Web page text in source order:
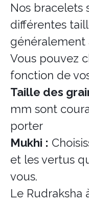
Nos bracelets
différentes
généralement
Vous pouvez
fonction de
Taille des
mm sont
porter
Mukhi :
et les vertus
vous.
Le Rudraksha